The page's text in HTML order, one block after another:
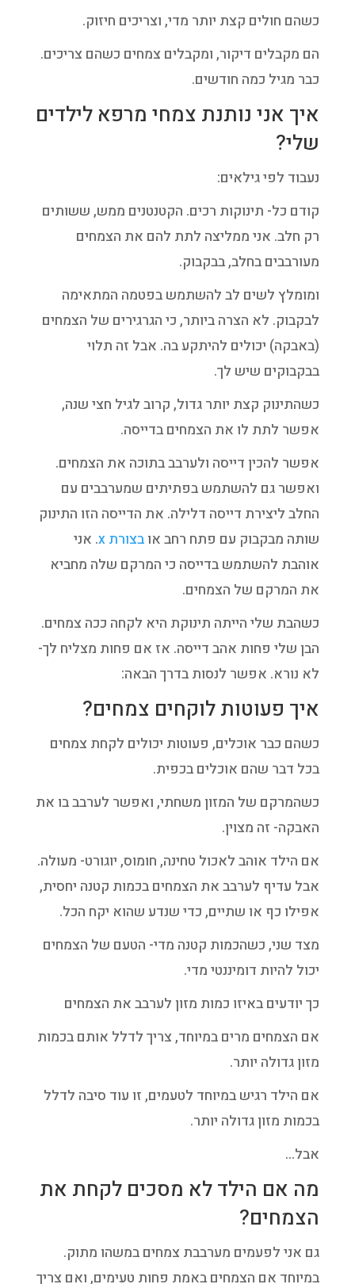
כשהם חולים קצת יותר מדי, וצריכים חיזוק.
הם מקבלים דיקור, ומקבלים צמחים כשהם צריכים.
כבר מגיל כמה חודשים.
איך אני נותנת צמחי מרפא לילדים
שלי?
נעבוד לפי גילאים:
קודם כל- תינוקות רכים. הקטנטנים ממש, ששותים
רק חלב. אני ממליצה לתת להם את הצמחים
מעורבבים בחלב, בבקבוק.
ומומלץ לשים לב להשתמש בפטמה המתאימה
לבקבוק. לא הצרה ביותר, כי הגרגירים של הצמחים
(באבקה) יכולים להיתקע בה. אבל זה תלוי
בבקבוקים שיש לך.
כשהתינוק קצת יותר גדול, קרוב לגיל חצי שנה,
אפשר לתת לו את הצמחים בדייסה.
אפשר להכין דייסה ולערבב בתוכה את הצמחים.
ואפשר גם להשתמש בפתיתים שמערבבים עם
החלב ליצירת דייסה דלילה. את הדייסה הזו התינוק
שותה מבקבוק עם פתח רחב או בצורת x . אני
אוהבת להשתמש בדייסה כי המרקם שלה מחביא
את המרקם של הצמחים.
כשהבת שלי הייתה תינוקת היא לקחה ככה צמחים.
הבן שלי פחות אהב דייסה. אז אם פחות מצליח לך-
לא נורא. אפשר לנסות בדרך הבאה:
איך פעוטות לוקחים צמחים?
כשהם כבר אוכלים, פעוטות יכולים לקחת צמחים
בכל דבר שהם אוכלים בכפית.
כשהמרקם של המזון משחתי, ואפשר לערבב בו את
האבקה- זה מצוין.
אם הילד אוהב לאכול טחינה, חומוס, יוגורט- מעולה.
אבל עדיף לערבב את הצמחים בכמות קטנה יחסית,
אפילו כף או שתיים, כדי שנדע שהוא יקח הכל.
מצד שני, כשהכמות קטנה מדי- הטעם של הצמחים
יכול להיות דומיננטי מדי.
כך יודעים באיזו כמות מזון לערבב את הצמחים
אם הצמחים מרים במיוחד, צריך לדלל אותם בכמות
מזון גדולה יותר.
אם הילד רגיש במיוחד לטעמים, זו עוד סיבה לדלל
בכמות מזון גדולה יותר.
אבל…
מה אם הילד לא מסכים לקחת את
הצמחים?
גם אני לפעמים מערבבת צמחים במשהו מתוק.
במיוחד אם הצמחים באמת פחות טעימים, ואם צריך